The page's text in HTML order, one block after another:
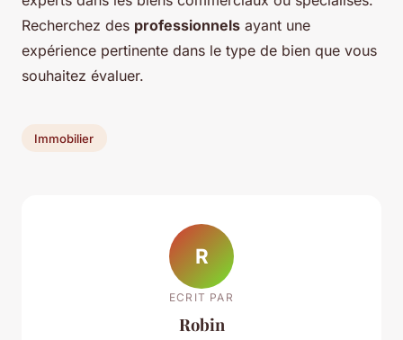
Recherchez des professionnels ayant une
expérience pertinente dans le type de bien que vous
souhaitez évaluer.
Immobilier
R
ECRIT PAR
Robin